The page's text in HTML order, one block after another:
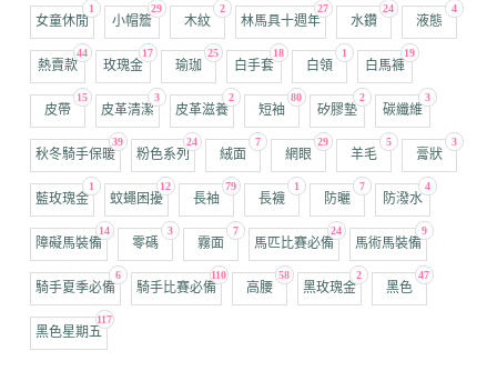
1
女童休閒
29
小帽簷
2
木紋
27
林馬具十週年
24
水鑽
4
液態
44
熱賣款
17
玫瑰金
25
瑜珈
18
白手套
1
白領
19
白馬褲
15
皮帶
3
皮革清潔
2
皮革滋養
80
短袖
2
矽膠墊
3
碳纖維
39
秋冬騎手保暖
24
粉色系列
7
絨面
29
網眼
5
羊毛
3
膏狀
1
藍玫瑰金
12
蚊蠅困擾
79
長袖
1
長襪
7
防曬
4
防潑水
14
障礙馬裝備
3
零碼
7
霧面
24
馬匹比賽必備
9
馬術馬裝備
6
騎手夏季必備
110
騎手比賽必備
58
高腰
2
黑玫瑰金
47
黑色
117
黑色星期五